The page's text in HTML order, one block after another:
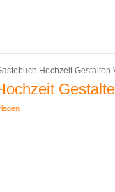
Hochzeit Gestalten